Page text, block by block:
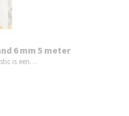
6 mm 5 meter
is een…